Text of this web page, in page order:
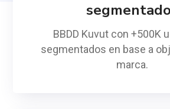
BBDD Kuvut con +500K
segmentados en base a
marca.